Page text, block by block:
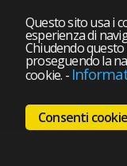
Questo sito usa i
esperienza di
Chiudendo
proseguendo la
cookie. -
Consenti cookie